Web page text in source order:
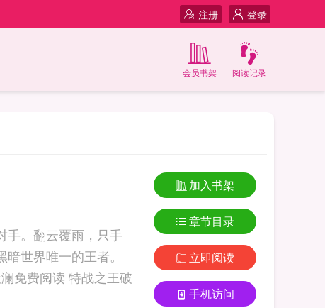
登录
注册
阅读记录
会员书架
手。翻云覆雨，只手
世界唯一的王者。
加入书架
章节目录
立即阅读
手机访问